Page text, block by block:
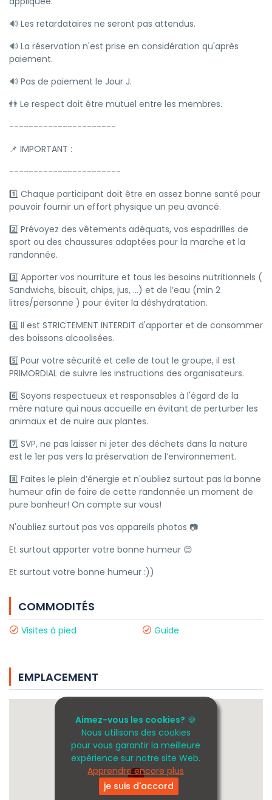
Aimez-vous les cookies? 🍪
Nous utilisons des cookies
pour vous garantir la meilleure
expérience sur notre site Web.
Apprendre encore plus
je suis d'accord
🔊 Les retardataires ne seront pas attendus.
🔊 La réservation n'est prise en considération qu'après
paiement.
🔊 Pas de paiement le Jour J.
👬 Le respect doit être mutuel entre les membres.
----------------------
📌 IMPORTANT :
-----------------------
1️⃣ Chaque participant doit être en assez bonne santé pour
pouvoir fournir un effort physique un peu avancé.
2️⃣ Prévoyez des vêtements adéquats, vos espadrilles de
sport ou des chaussures adaptées pour la marche et la
randonnée.
3️⃣ Apporter vos nourriture et tous les besoins nutritionnels (
Sandwichs, biscuit, chips, jus, ...) et de l’eau (min 2
litres/personne ) pour éviter la déshydratation.
4️⃣ Il est STRICTEMENT INTERDIT d'apporter et de consommer
des boissons alcoolisées.
5️⃣ Pour votre sécurité et celle de tout le groupe, il est
PRIMORDIAL de suivre les instructions des organisateurs.
6️⃣ Soyons respectueux et responsables à l'égard de la
mère nature qui nous accueille en évitant de perturber les
animaux et de nuire aux plantes.
7️⃣ SVP, ne pas laisser ni jeter des déchets dans la nature
est le 1er pas vers la préservation de l’environnement.
8️⃣ Faites le plein d’énergie et n'oubliez surtout pas la bonne
humeur afin de faire de cette randonnée un moment de
pure bonheur! On compte sur vous!
N'oubliez surtout pas vos appareils photos 📷
Et surtout apporter votre bonne humeur 😊
Et surtout votre bonne humeur :))
COMMODITÉS
Visites à pied Guide
EMPLACEMENT